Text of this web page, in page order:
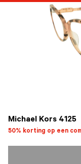
Michael Kors 4125
50% korting op een